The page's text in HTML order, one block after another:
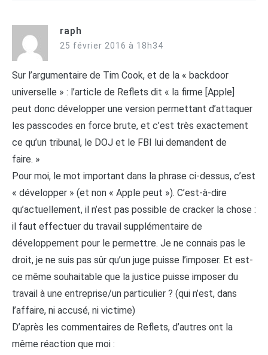
raph
25 février 2016 à 18h34
Sur l’argumentaire de Tim Cook, et de la « backdoor
universelle » : l’article de Reflets dit « la firme [Apple]
peut donc développer une version permettant d’attaquer
les passcodes en force brute, et c’est très exactement
ce qu’un tribunal, le DOJ et le FBI lui demandent de
faire. »
Pour moi, le mot important dans la phrase ci-dessus, c’est
« développer » (et non « Apple peut »). C’est-à-dire
qu’actuellement, il n’est pas possible de cracker la chose :
il faut effectuer du travail supplémentaire de
développement pour le permettre. Je ne connais pas le
droit, je ne suis pas sûr qu’un juge puisse l’imposer. Et est-
ce même souhaitable que la justice puisse imposer du
travail à une entreprise/un particulier ? (qui n’est, dans
l’affaire, ni accusé, ni victime)
D’après les commentaires de Reflets, d’autres ont la
même réaction que moi :